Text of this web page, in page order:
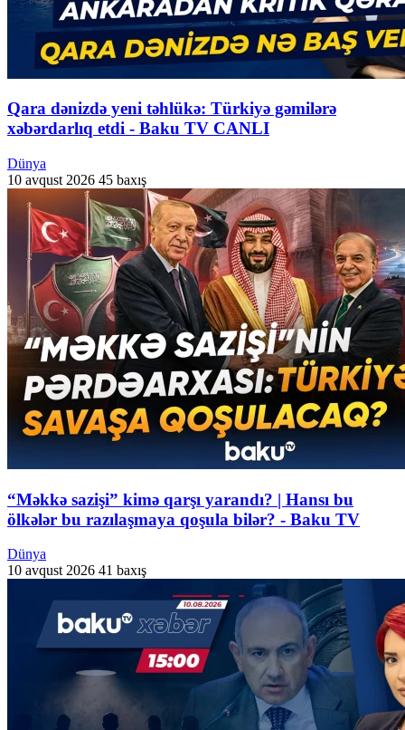
Qara dənizdə yeni təhlükə: Türkiyə gəmilərə
xəbərdarlıq etdi - Baku TV CANLI
Dünya
10 avqust 2026 45 baxış
“Məkkə sazişi” kimə qarşı yarandı? | Hansı bu
ölkələr bu razılaşmaya qoşula bilər? - Baku TV
Dünya
10 avqust 2026 41 baxış